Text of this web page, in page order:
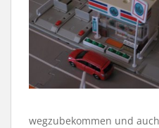
wegzubekommen und